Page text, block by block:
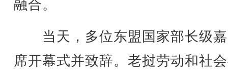
融合。
当天，多位东盟国家部长级
席开幕式并致辞。老挝劳动和社